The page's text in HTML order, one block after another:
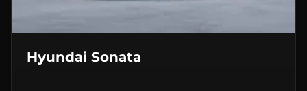
Hyundai Sonata